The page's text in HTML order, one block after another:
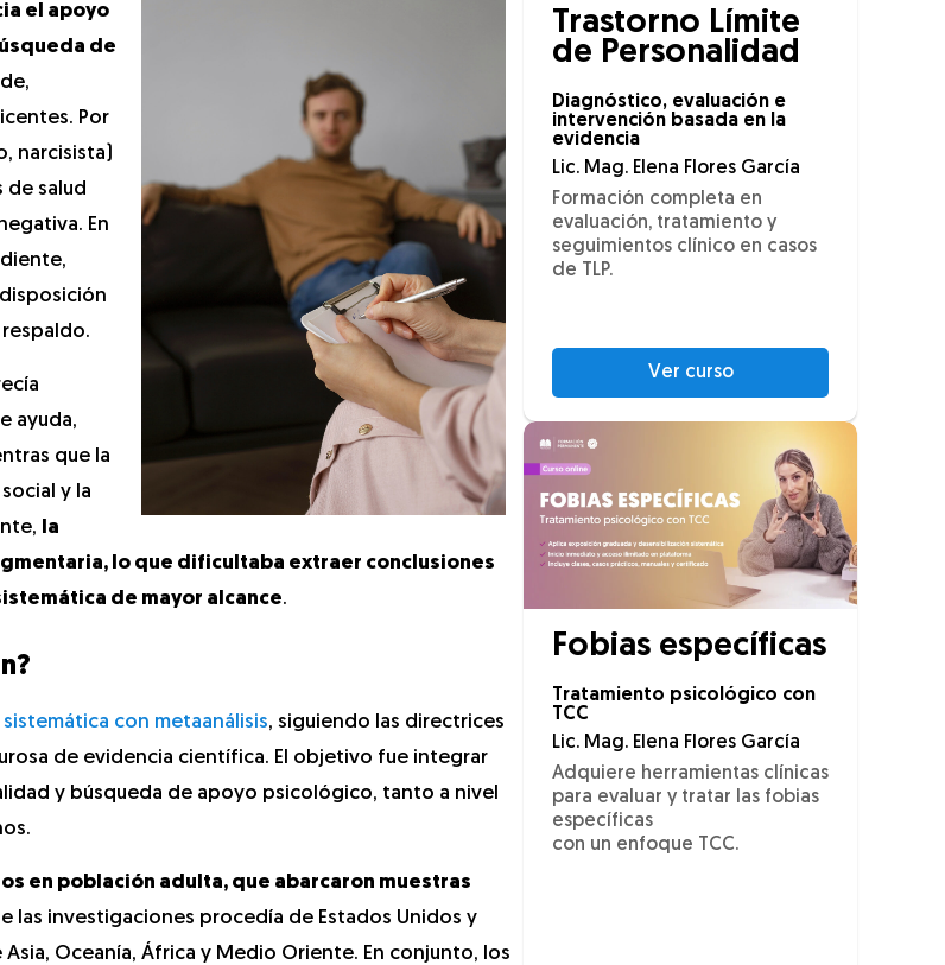
el apoyo
de
Por
narcisista)
de salud
En
ayuda,
que la
y la
la
lo que dificultaba extraer conclusiones
de mayor alcance.
con metaanálisis, siguiendo las directrices
de evidencia científica. El objetivo fue integrar
y búsqueda de apoyo psicológico, tanto a nivel
en población adulta, que abarcaron muestras
las investigaciones procedía de Estados Unidos y
Oceanía, África y Medio Oriente. En conjunto, los
Trastorno Límite
de Personalidad
Diagnóstico, evaluación e
intervención basada en la
evidencia
Lic. Mag. Elena Flores García
Formación completa en
evaluación, tratamiento y
seguimientos clínico en casos
de TLP.
Ver curso
Fobias específicas
Tratamiento psicológico con
TCC
Lic. Mag. Elena Flores García
Adquiere herramientas clínicas
para evaluar y tratar las fobias
específicas
con un enfoque TCC.